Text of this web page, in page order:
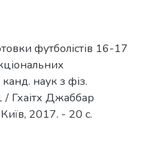
футболістів 16-17
наук з фіз.
/ Гхаітх Джаббар
2017. - 20 с.